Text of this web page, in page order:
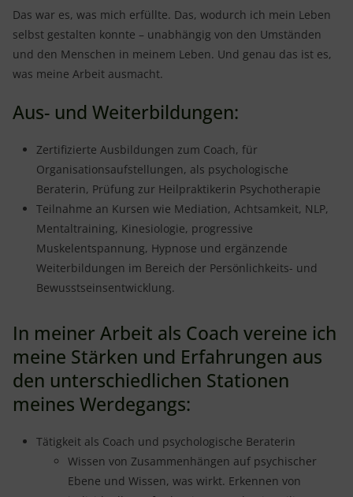
Das war es, was mich erfüllte. Das, wodurch ich mein Leben
selbst gestalten konnte – unabhängig von den Umständen
und den Menschen in meinem Leben. Und genau das ist es,
was meine Arbeit ausmacht.
Aus- und Weiterbildungen:
Zertifizierte Ausbildungen zum Coach, für
Organisationsaufstellungen, als psychologische
Beraterin, Prüfung zur Heilpraktikerin Psychotherapie
Teilnahme an Kursen wie Mediation, Achtsamkeit, NLP,
Mentaltraining, Kinesiologie, progressive
Muskelentspannung, Hypnose und ergänzende
Weiterbildungen im Bereich der Persönlichkeits- und
Bewusstseinsentwicklung.
In meiner Arbeit als Coach vereine ich
meine Stärken und Erfahrungen aus
den unterschiedlichen Stationen
meines Werdegangs:
Tätigkeit als Coach und psychologische Beraterin
Wissen von Zusammenhängen auf psychischer
Ebene und Wissen, was wirkt. Erkennen von